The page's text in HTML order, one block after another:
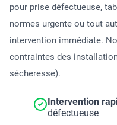
pour prise défectueuse,
normes urgente ou tout
intervention immédiate.
contraintes des
sécheresse).
Intervention
défectueuse